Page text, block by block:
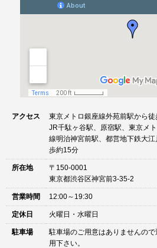
アクセス
東京メトロ銀座線外苑前駅から
JR千駄ヶ谷駅、原宿駅、東京メ
線明治神宮前駅、都営地下鉄大
歩約15分
所在地
〒150-0001
東京都渋谷区神宮前3-35-2
営業時間 12:00～19:30
定休日 火曜日・水曜日
駐車場
駐車場のご用意はありませんの
用下さい。